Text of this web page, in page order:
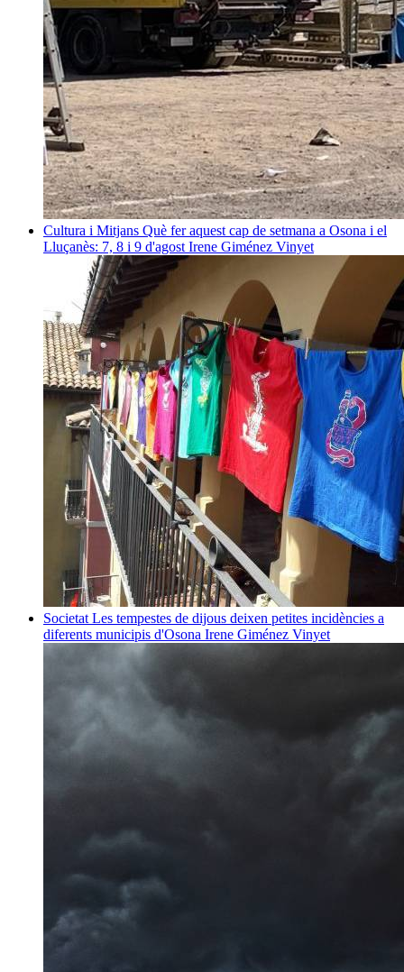
Cultura i Mitjans Què fer aquest cap de setmana a Osona i el
Lluçanès: 7, 8 i 9 d'agost Irene Giménez Vinyet
Societat Les tempestes de dijous deixen petites incidències a
diferents municipis d'Osona Irene Giménez Vinyet